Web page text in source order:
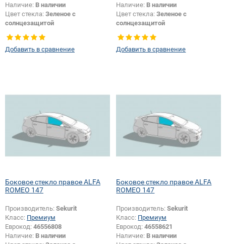
Наличие: В наличии
Цвет стекла: Зеленое с
солнцезащитой
Добавить в сравнение
Наличие: В наличии
Цвет стекла:Зеленое с
солнцезащитой
Тип стекла:Боковое стекло левое
Добавить в сравнение
Боковое стекло правое ALFA
ROMEO 147
Производитель: Sekurit
Класс: Премиум
Еврокод: 46556808
Наличие: В наличии
Боковое стекло правое ALFA
ROMEO 147
Производитель:Sekurit
Класс: Премиум
Еврокод:46558621
Наличие: В наличии